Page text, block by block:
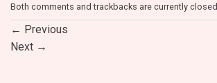
Both comments and trackbacks are currently closed.
← Previous
Next →